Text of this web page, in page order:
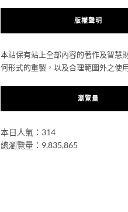
版權聲明
本站保有站上全部內容的著作及智慧
何形式的重製，以及合理範圍外之使
瀏覽量
本日人氣：314
總瀏覽量：9,835,865